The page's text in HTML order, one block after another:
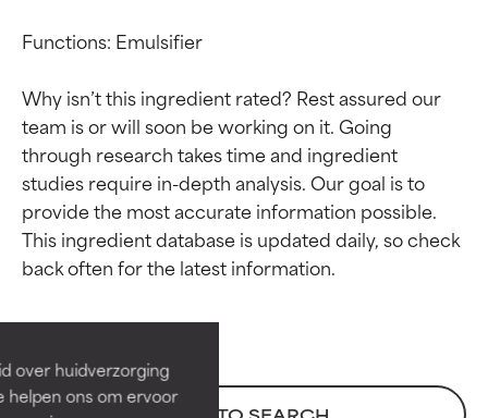
over huidverzorging
helpen ons om ervoor
Functions: Emulsifier
Why isn’t this ingredient rated? Rest assured our
team is or will soon be working on it. Going
through research takes time and ingredient
studies require in-depth analysis. Our goal is to
provide the most accurate information possible.
This ingredient database is updated daily, so check
Beoordelingen van
ingrediënten
Bewezen en ondersteund door
onafhankelijk onderzoek.
Beoordelingen van
ingrediënten
Bewezen en ondersteund door
onafhankelijk onderzoek.